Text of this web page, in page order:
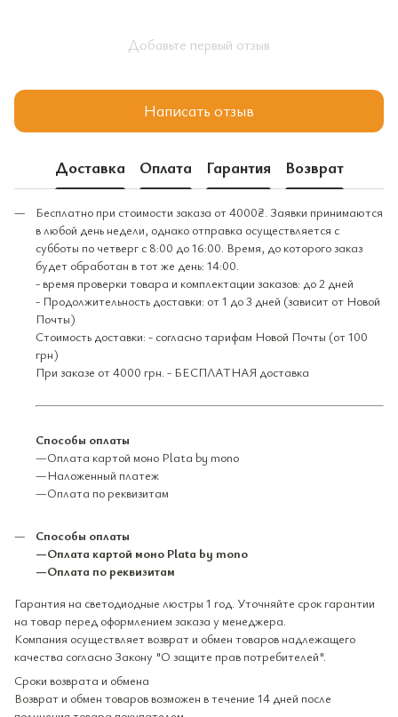
Добавьте первый отзыв
Написать отзыв
Доставка Оплата Гарантия Возврат
Бесплатно при стоимости заказа от 4000₴. Заявки принимаются
в любой день недели, однако отправка осуществляется с
субботы по четверг с 8:00 до 16:00. Время, до которого заказ
будет обработан в тот же день: 14:00.
- время проверки товара и комплектации заказов: до 2 дней
- Продолжительность доставки: от 1 до 3 дней (зависит от Новой
Почты)
Стоимость доставки: - согласно тарифам Новой Почты (от 100
грн)
При заказе от 4000 грн. - БЕСПЛАТНАЯ доставка
Способы оплаты
—Оплата картой моно Plata by mono
—Наложенный платеж
—Оплата по реквизитам
Способы оплаты
—Оплата картой моно Plata by mono
—Оплата по реквизитам
Гарантия на светодиодные люстры 1 год. Уточняйте срок гарантии
на товар перед оформлением заказа у менеджера.
Компания осуществляет возврат и обмен товаров надлежащего
качества согласно Закону "О защите прав потребителей".
Сроки возврата и обмена
Возврат и обмен товаров возможен в течение 14 дней после